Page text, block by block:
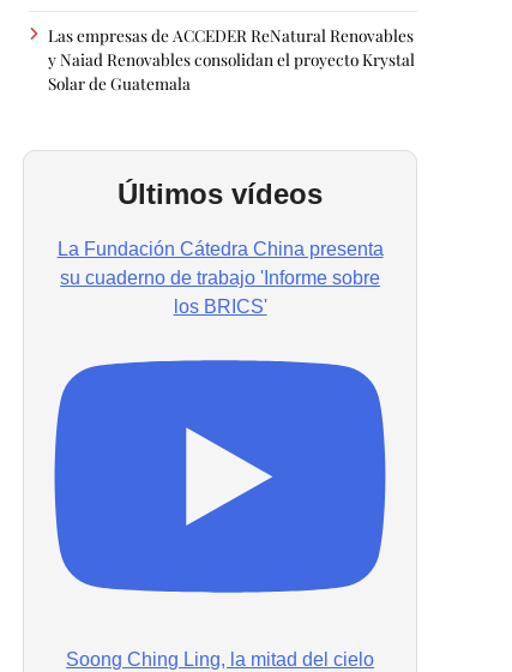
Las empresas de ACCEDER ReNatural Renovables
y Naiad Renovables consolidan el proyecto Krystal
Solar de Guatemala
Últimos vídeos
La Fundación Cátedra China presenta
su cuaderno de trabajo 'Informe sobre
los BRICS'
Soong Ching Ling, la mitad del cielo